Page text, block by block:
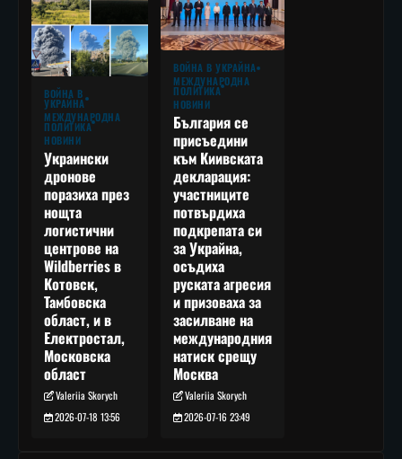
ВОЙНА В
УКРАЙНА
МЕЖДУНАРОДНА
ПОЛИТИКА
НОВИНИ
Украински
дронове
поразиха през
нощта
логистични
центрове на
Wildberries в
Котовск,
Тамбовска
област, и в
Електростал,
Московска
област
Valeriia Skorych
2026-07-18 13:56
ВОЙНА В УКРАЙНА
МЕЖДУНАРОДНА
ПОЛИТИКА
НОВИНИ
България се
присъедини
към Киивската
декларация:
участниците
потвърдиха
подкрепата си
за Украйна,
осъдиха
руската агресия
и призоваха за
засилване на
международния
натиск срещу
Москва
Valeriia Skorych
2026-07-16 23:49